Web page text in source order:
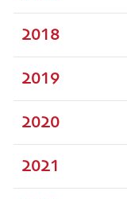
2018
2019
2020
2021